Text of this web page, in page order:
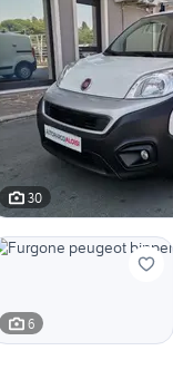
30
6